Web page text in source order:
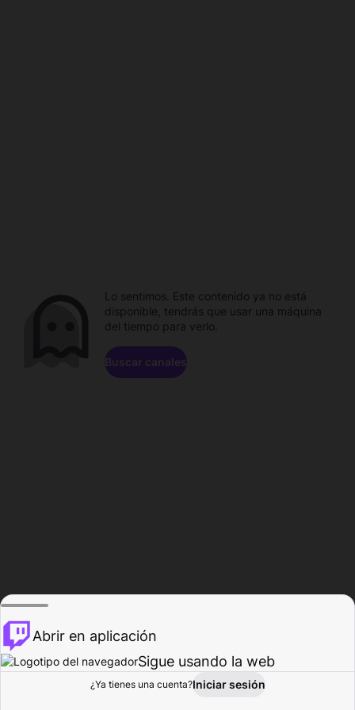
Explorar Actividad
Lo sentimos. Este contenido ya no está
disponible, tendrás que usar una máquina
del tiempo para verlo.
Buscar canales
Abrir en aplicación
Sigue usando la web
¿Ya tienes una cuenta?Iniciar sesión